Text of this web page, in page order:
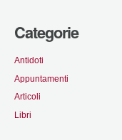
Categorie
Antidoti
Appuntamenti
Articoli
Libri